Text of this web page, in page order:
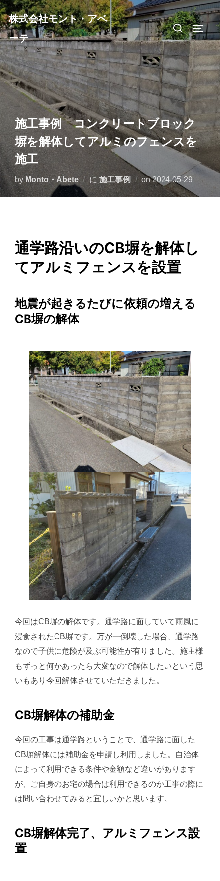
コ
ン
テ
ン
ツ
へ
ッ
プ
株式会社モント・アベ
ーテ
検
索
対
サイド
施工事例 コンクリートブロック
塀を解体してアルミのフェンスを
施工
by Monto・Abete に施工事例 on投
2024-05-29
通学路沿いのCB塀を解体し
てアルミフェンスを設置
地震が起きるたびに依頼の増える
CB塀の解体
今回はCB塀の解体です。通学路に面していて雨風に
浸食されたCB塀です。万が一倒壊した場合、通学路
なので子供に危険が及ぶ可能性が有りました。施主様
もずっと何かあったら大変なので解体したいという思
いもあり今回解体させていただきました。
CB塀解体の補助金
今回の工事は通学路ということで、通学路に面した
CB塀解体には補助金を申請し利用しました。自治体
によって利用できる条件や金額など違いがあります
が、ご自身のお宅の場合は利用できるのか工事の際に
は問い合わせてみると宜しいかと思います。
CB塀解体完了、アルミフェンス設
置